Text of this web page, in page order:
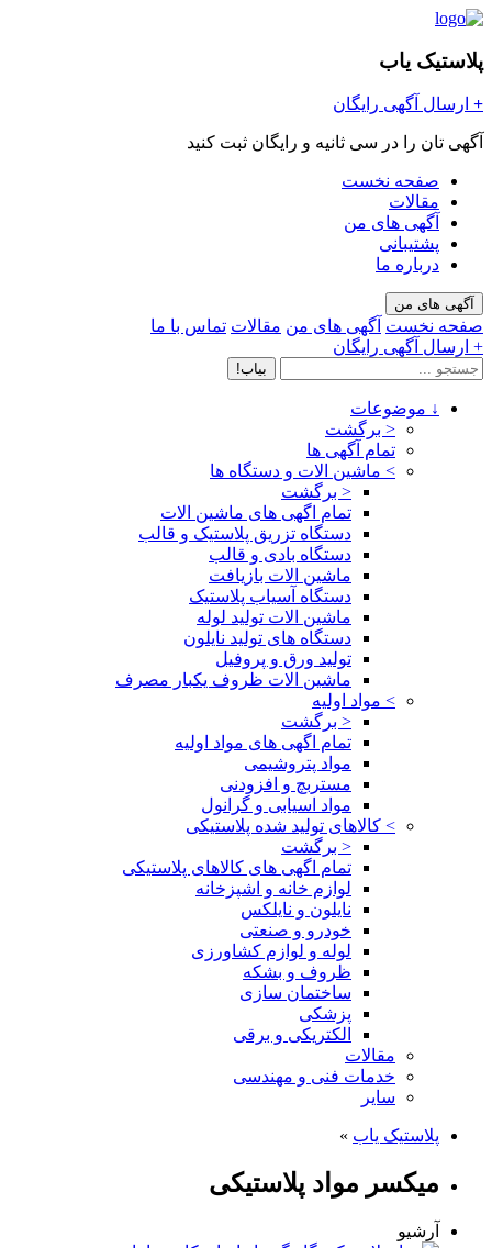
پلاستیک یاب
+ ارسال آگهی رایگان
آگهی تان را در سی ثانیه و رایگان ثبت کنید
صفحه نخست
مقالات
آگهی های من
پشتیبانی
درباره ما
آگهی های من
صفحه نخست آگهی های من مقالات تماس با ما
+ ارسال آگهی رایگان
بیاب!
↓ موضوعات
< برگشت
تمام آگهی ها
> ماشین الات و دستگاه ها
< برگشت
تمام اگهی های ماشین الات
دستگاه تزریق پلاستیک و قالب
دستگاه بادی و قالب
ماشین الات بازیافت
دستگاه آسیاب پلاستیک
ماشین الات تولید لوله
دستگاه های تولید نایلون
تولید ورق و پروفیل
ماشین الات ظروف یکبار مصرف
> مواد اولیه
< برگشت
تمام اگهی های مواد اولیه
مواد پتروشیمی
مستربچ و افزودنی
مواد اسیابی و گرانول
> کالاهای تولید شده پلاستیکی
< برگشت
تمام اگهی های کالاهای پلاستیکی
لوازم خانه و اشپزخانه
نایلون و نایلکس
خودرو و صنعتی
لوله و لوازم کشاورزی
ظروف و بشکه
ساختمان سازی
پزشکی
الکتریکی و برقی
مقالات
خدمات فنی و مهندسی
سایر
پلاستیک یاب »
میکسر مواد پلاستیکی
آرشیو